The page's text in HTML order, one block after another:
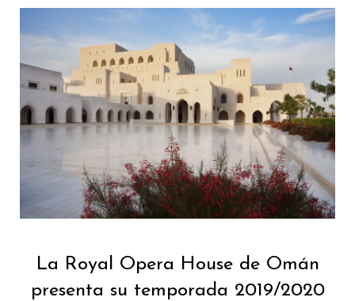
La Royal Opera House de Omán
presenta su temporada 2019/2020